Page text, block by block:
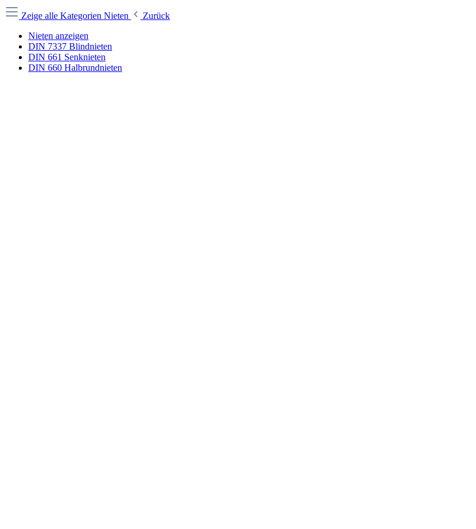
Zeige alle Kategorien Nieten
Zurück
Nieten anzeigen
DIN 7337 Blindnieten
DIN 661 Senknieten
DIN 660 Halbrundnieten